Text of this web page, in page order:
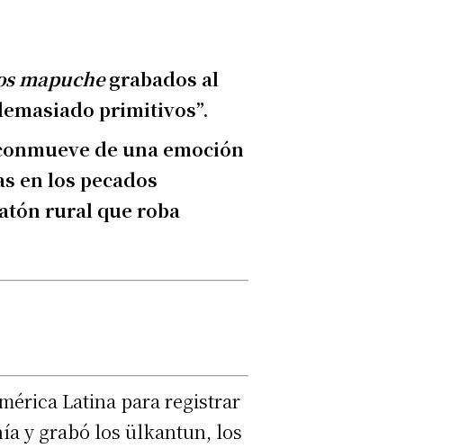
mapuchegrabados al
primitivos”.
de una emoción
en los pecados
rural que roba
Latina para registrar
y grabó los ülkantun, los